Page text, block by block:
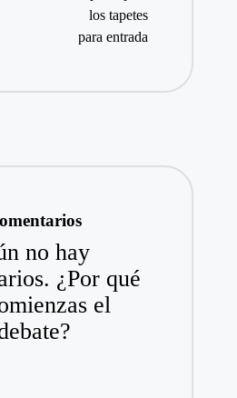
los tapetes
para entrada
no hay
¿Por qué
el